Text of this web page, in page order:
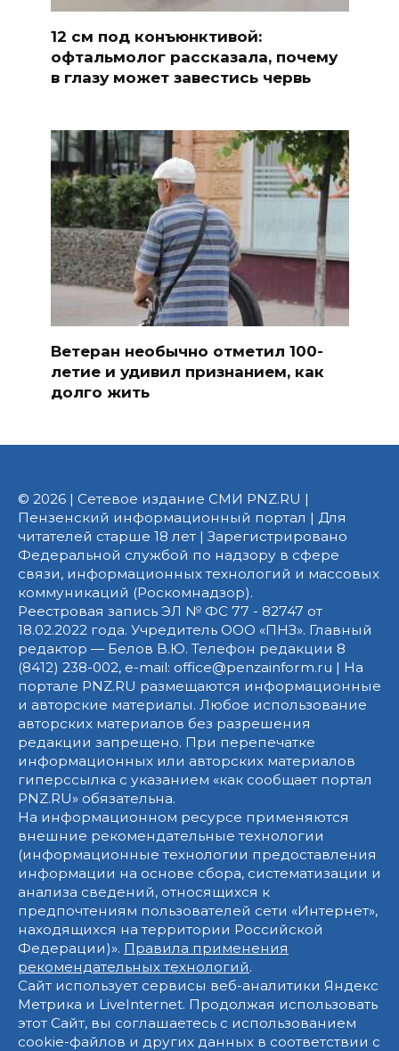
12 см под конъюнктивой:
офтальмолог рассказала, почему
в глазу может завестись червь
Ветеран необычно отметил 100-
летие и удивил признанием, как
долго жить
© 2026 | Сетевое издание СМИ PNZ.RU |
Пензенский информационный портал | Для
читателей старше 18 лет | Зарегистрировано
Федеральной службой по надзору в сфере
связи, информационных технологий и массовых
коммуникаций (Роскомнадзор).
Реестровая запись ЭЛ № ФС 77 - 82747 от
18.02.2022 года. Учредитель ООО «ПНЗ». Главный
редактор — Белов В.Ю. Телефон редакции 8
(8412) 238-002, e-mail: office@penzainform.ru | На
портале PNZ.RU размещаются информационные
и авторские материалы. Любое использование
авторских материалов без разрешения
редакции запрещено. При перепечатке
информационных или авторских материалов
гиперссылка с указанием «как сообщает портал
PNZ.RU» обязательна.
На информационном ресурсе применяются
внешние рекомендательные технологии
(информационные технологии предоставления
информации на основе сбора, систематизации и
анализа сведений, относящихся к
предпочтениям пользователей сети «Интернет»,
находящихся на территории Российской
Федерации)». Правила применения
рекомендательных технологий.
Сайт использует сервисы веб-аналитики Яндекс
Метрика и LiveInternet. Продолжая использовать
этот Сайт, вы соглашаетесь с использованием
cookie-файлов и других данных в соответствии с